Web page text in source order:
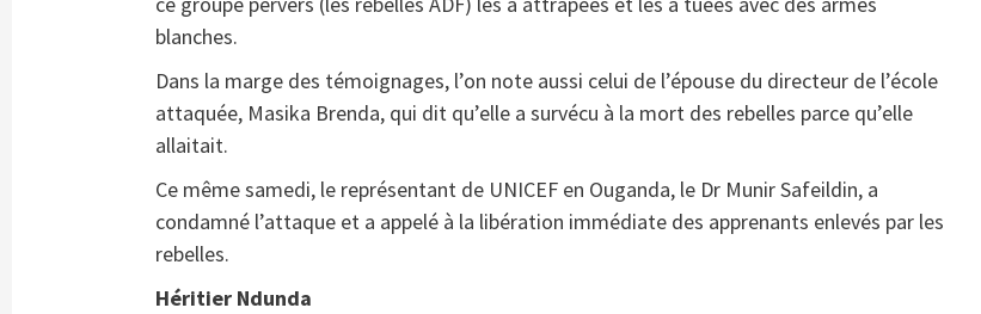
blanches.
Dans la marge des témoignages, l’on note aussi celui de l’épouse du directeur de l’école
attaquée, Masika Brenda, qui dit qu’elle a survécu à la mort des rebelles parce qu’elle
allaitait.
Ce même samedi, le représentant de UNICEF en Ouganda, le Dr Munir Safeildin, a
condamné l’attaque et a appelé à la libération immédiate des apprenants enlevés par les
rebelles.
Héritier Ndunda